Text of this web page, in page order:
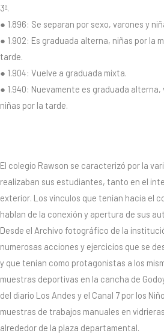
3ª.
● 1.896: Se separan por sexo, varones y
● 1.902: Es graduada alterna, niñas por la
tarde.
● 1.904: Vuelve a graduada mixta.
● 1.940: Nuevamente es graduada alterna,
niñas por la tarde.
El colegio Rawson se caracterizó por la
realizaban sus estudiantes, tanto en el
exterior. Los vínculos que tenían hacia el
hablan de la conexión y apertura de sus
Desde el Archivo fotográfico de la
numerosas acciones y ejercicios que se
y que tenían como protagonistas a los
muestras deportivas en la cancha de
del diario Los Andes y el Canal 7 por los
muestras de trabajos manuales en
alrededor de la plaza departamental.